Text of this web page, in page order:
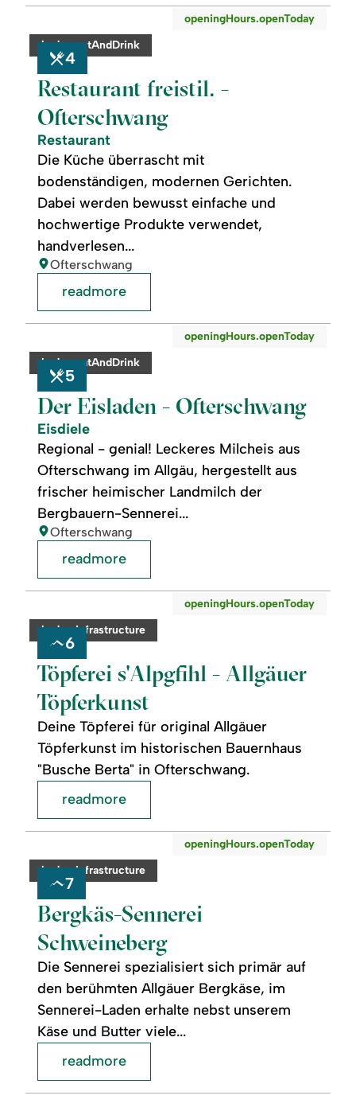
category:
badge.eatAndDrink
openingHours.openToday
4
Restaurant freistil. -
Ofterschwang
Restaurant
Die Küche überrascht mit
bodenständigen, modernen Gerichten.
Dabei werden bewusst einfache und
hochwertige Produkte verwendet,
handverlesen...
location:
Ofterschwang
readmore:
freistil.
Ofterschwang
readmore
category:
badge.eatAndDrink
openingHours.openToday
5
Der Eisladen - Ofterschwang
Eisdiele
Regional - genial! Leckeres Milcheis aus
Ofterschwang im Allgäu, hergestellt aus
frischer heimischer Landmilch der
Bergbauern-Sennerei...
location:
Ofterschwang
readmore:
Eisladen
Ofterschwang
readmore
category:
badge.infrastructure
openingHours.openToday
6
Töpferei s'Alpgfihl - Allgäuer
Töpferkunst
Deine Töpferei für original Allgäuer
Töpferkunst im historischen Bauernhaus
"Busche Berta" in Ofterschwang.
readmore:
s'Alpgfihl
Allgäuer
Töpferkunst
readmore
category:
badge.infrastructure
openingHours.openToday
7
Bergkäs-Sennerei
Schweineberg
Die Sennerei spezialisiert sich primär auf
den berühmten Allgäuer Bergkäse, im
Sennerei-Laden erhalte nebst unserem
Käse und Butter viele...
readmore:
Sennerei
Schweineberg
readmore
readmore: